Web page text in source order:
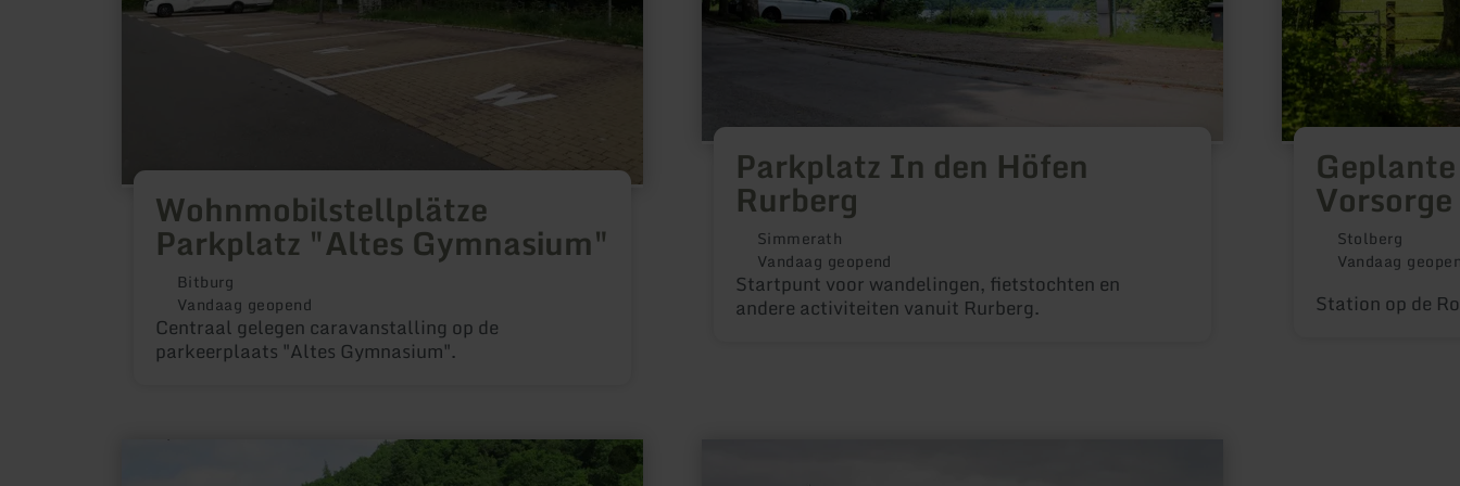
Wohnmobilstellplätze
Parkplatz "Altes Gymnasium"
Bitburg
Vandaag geopend
Centraal gelegen caravanstalling op de
parkeerplaats "Altes Gymnasium".
Parkplatz In den Höfen
Rurberg
Simmerath
Vandaag geopend
Startpunt voor wandelingen, fietstochten en
andere activiteiten vanuit Rurberg.
Stolberg
Vandaag
Station op de